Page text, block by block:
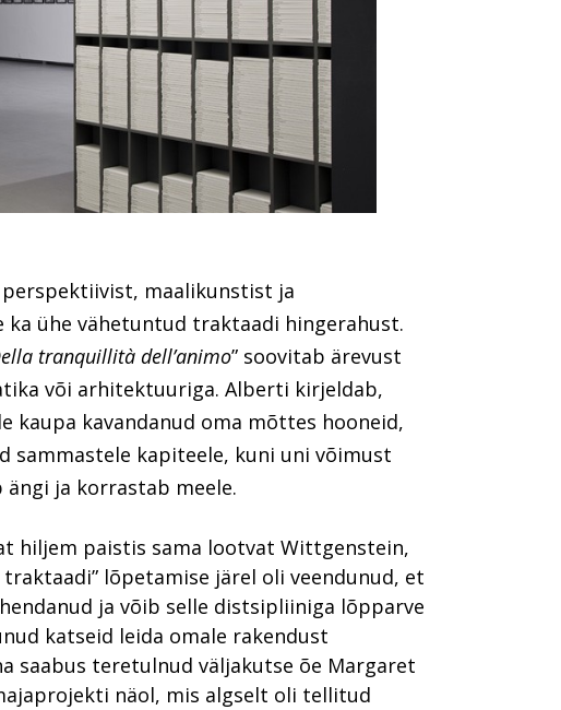
maalikunstist ja
ühe vähetuntud traktaadi hingerahust.
tranquillità dell’animo” soovitab ärevust
või arhitektuuriga. Alberti kirjeldab,
kaupa kavandanud oma mõttes hooneid,
sammastele kapiteele, kuni uni võimust
ja korrastab meele.
hiljem paistis sama lootvat Wittgenstein,
lõpetamise järel oli veendunud, et
ja võib selle distsipliiniga lõpparve
katseid leida omale rakendust
saabus teretulnud väljakutse õe Margaret
näol, mis algselt oli tellitud